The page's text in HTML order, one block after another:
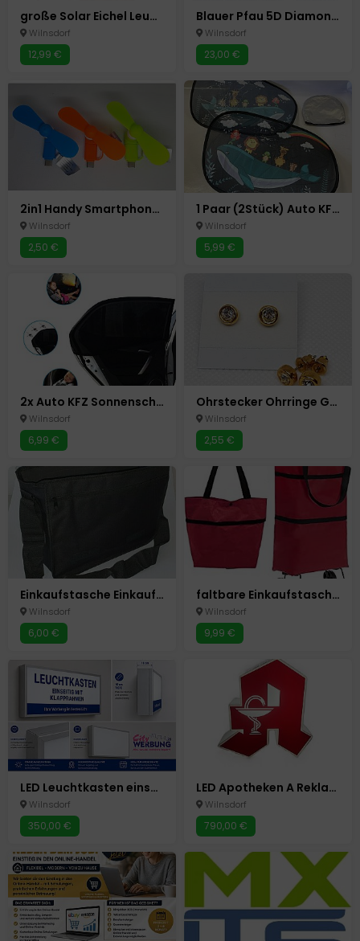
große Solar Eichel Leuchte Herbst Deko Gartenstecker
Wilnsdorf
12,99 €
Blauer Pfau 5D Diamond Painting Diamant Malerei Basteln Malen 60x100cm
Wilnsdorf
23,00 €
2in1 Handy Smartphone Mini Ventilator Micro USB +USB- C 3 Farben Android
Wilnsdorf
2,50 €
1 Paar (2Stück) Auto KFZ Sonnenschutz Kinder Sonnenblende 51x31cm
Wilnsdorf
5,99 €
2x Auto KFZ Sonnenschutz Sonnenblende Baby Kinder UV Schutz Abdeckung
Wilnsdorf
6,99 €
Ohrstecker Ohrringe Goldfarbend Strass Neu
Wilnsdorf
2,55 €
Einkaufstasche Einkaufs Umhängetasche 37 x 14 x 28cm Tasche
Wilnsdorf
6,00 €
faltbare Einkaufstasche mit Rollen Umhänge Tasche Einkauf Trolley Einkaufswagen
Wilnsdorf
9,99 €
LED Leuchtkasten einseitig m.Klapprahmen Werbung Silber eloxiert 100x60x10 cm
Wilnsdorf
350,00 €
LED Apotheken A Reklame Schild Beidseitige Leuchtreklame Neu 80x80cm
Wilnsdorf
790,00 €